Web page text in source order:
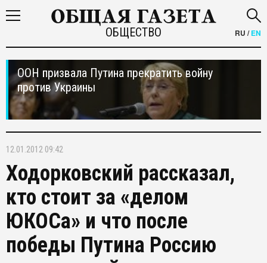
ОБЩЕСТВО RU /EN
ООН призвала Путина прекратить войну
против Украины
12.01.2012 09:42
Ходорковский рассказал,
кто стоит за «делом
ЮКОСа» и что после
победы Путина Россию